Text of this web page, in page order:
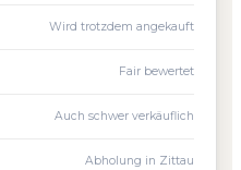
Wird trotzdem angekauft
Fair bewertet
Auch schwer verkäuflich
Abholung in Zittau